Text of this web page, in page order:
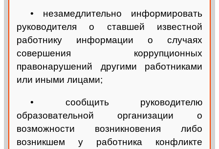
• незамедлительно информировать
руководителя о ставшей известной
работнику информации о случаях
совершения коррупционных
правонарушений другими работниками
или иными лицами;
• сообщить руководителю
образовательной организации о
возможности возникновения либо
возникшем у работника конфликте